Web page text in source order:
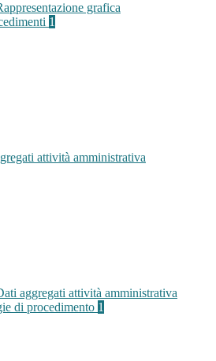
grafica
1
attività amministrativa
aggregati attività amministrativa
di procedimento 1